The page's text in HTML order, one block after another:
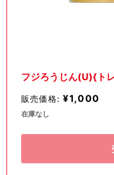
(1)
を
く
フジろうじん(U){ト
販売価格: ¥1,000
在庫なし